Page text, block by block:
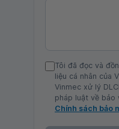
Tôi đã đọc và
liệu cá nhân của
Vinmec xử lý
pháp luật về bảo
Chính sách bảo